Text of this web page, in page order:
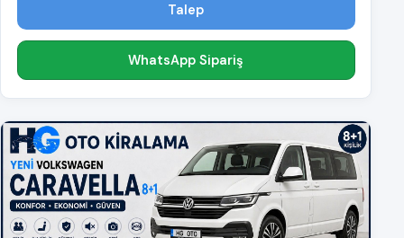
Talep
WhatsApp Sipariş